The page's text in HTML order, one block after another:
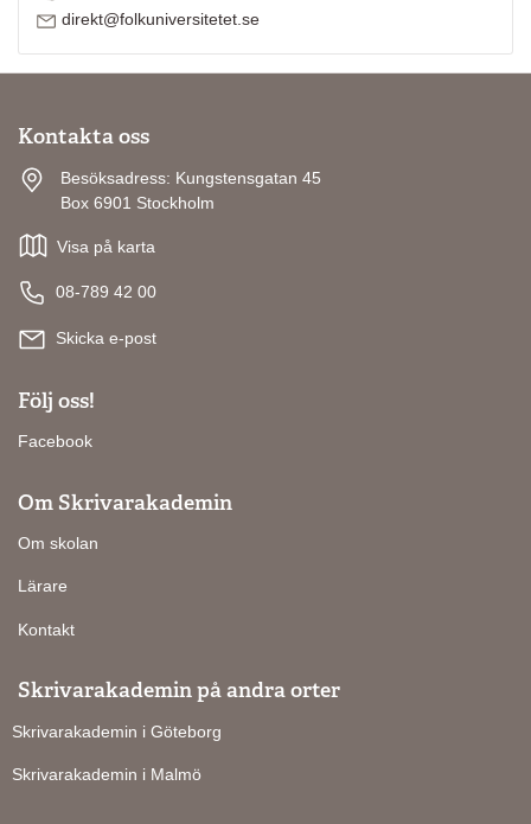
Skicka mejl till Anders Fager
direkt@folkuniversitetet.se
Kontakta oss
Besöksadress: Kungstensgatan 45
Box 6901 Stockholm
Visa på karta
08-789 42 00
Skicka e-post
Följ oss!
Facebook
Om Skrivarakademin
Om skolan
Lärare
Kontakt
Skrivarakademin på andra orter
Skrivarakademin i Göteborg
Skrivarakademin i Malmö